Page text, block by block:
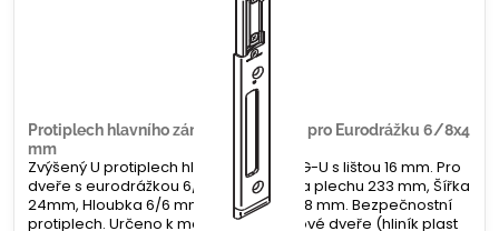
Protiplech hlavního zámku G-U tvar U pro Eurodrážku 6/8x4
mm
Zvýšený U protiplech hlavního zámku G-U s lištou 16 mm. Pro
dveře s eurodrážkou 6/8 x 4 mm. Délka plechu 233 mm, Šířka
24mm, Hloubka 6/6 mm. Koncovka 2x 8 mm. Bezpečnostní
protiplech. Určeno k montáži na profilové dveře (hliník plast